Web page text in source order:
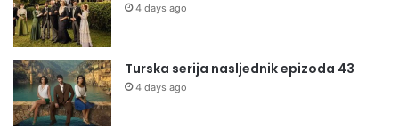
4 days ago
Turska serija nasljednik epizoda 43
4 days ago